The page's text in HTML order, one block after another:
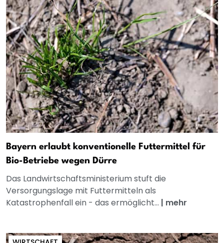
Bayern erlaubt konventionelle Futtermittel für
Bio-Betriebe wegen Dürre
Das Landwirtschaftsministerium stuft die
Versorgungslage mit Futtermitteln als
Katastrophenfall ein - das ermöglicht... | mehr